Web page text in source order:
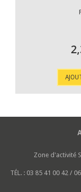
Zone d'activité
TÉL. : 03 85 41 00 42 /